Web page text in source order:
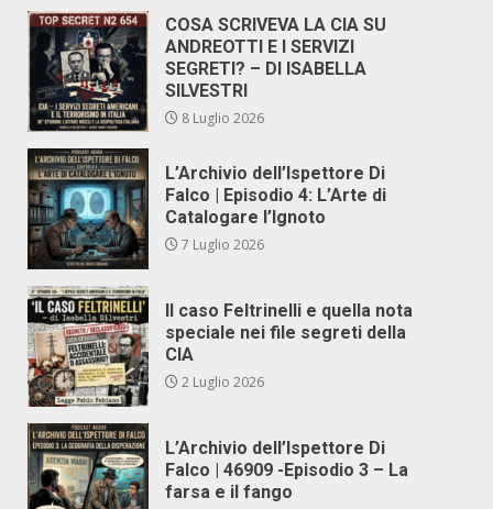
COSA SCRIVEVA LA CIA SU
ANDREOTTI E I SERVIZI
SEGRETI? – DI ISABELLA
SILVESTRI
8 Luglio 2026
L’Archivio dell’Ispettore Di
Falco | Episodio 4: L’Arte di
Catalogare l’Ignoto
7 Luglio 2026
Il caso Feltrinelli e quella nota
speciale nei file segreti della
CIA
2 Luglio 2026
L’Archivio dell’Ispettore Di
Falco | 46909 -Episodio 3 – La
farsa e il fango